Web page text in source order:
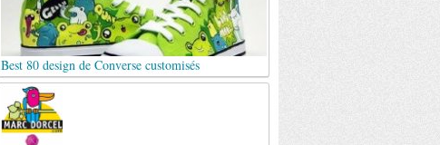
Best 80 design de Converse customisés